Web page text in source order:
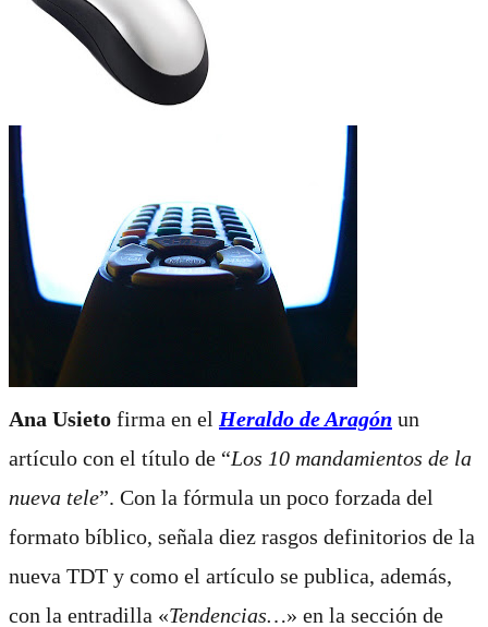
Ana Usieto firma en el Heraldo de Aragón un
artículo con el título de “Los 10 mandamientos de la
nueva tele”. Con la fórmula un poco forzada del
formato bíblico, señala diez rasgos definitorios de la
nueva TDT y como el artículo se publica, además,
con la entradilla «Tendencias…» en la sección de